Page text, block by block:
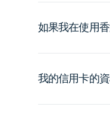
如果我在使用
我的信用卡的